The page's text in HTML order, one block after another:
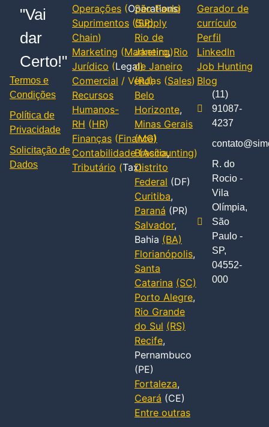
"Vai
dar
Certo!"
Termos e
Condições
Política de
Privacidade
Solicitação de
Dados
Operações (Operations)
Suprimentos (Supply
Chain)
Marketing (Marketing)
Jurídico (Legal)
Comercial / Vendas (Sales)
Recursos
Humanos-
RH (HR)
Finanças (Finance)
Contabilidade(Accounting)
Tributário (Tax)
São Paulo
(SP)
Rio de
Janeiro,Rio
de Janeiro
(RJ)
Belo
Horizonte,
Minas Gerais
(MG)
Brasília,
Distrito
Federal (DF)
Curitiba,
Paraná (PR)
Salvador,
Bahia (BA)
Florianópolis,
Santa
Catarina (SC)
Porto Alegre,
Rio Grande
do Sul (RS)
Recife,
Pernambuco
(PE)
Fortaleza,
Ceará (CE)
Entre outras
Gerador de
currículo
Perfil
LinkedIn
Job Hunting
Blog
(11)
91087-
4237
R. do
Rocio -
Vila
Olímpia,
São
Paulo -
SP,
04552-
000